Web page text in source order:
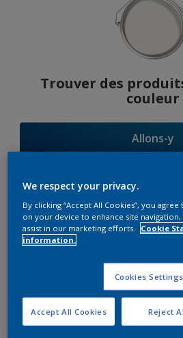
Trouver des
couleur
Allons-y
Le Blanc
We respect your privacy.
By clicking “Accept All Cookies”, you
on your device to enhance site navigation,
assist in our marketing efforts.
Cookie
information.
Cookies Settings
Reject
Accept All Cookies